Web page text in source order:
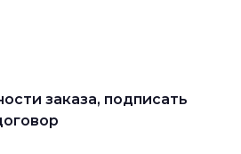
заказа, подписать